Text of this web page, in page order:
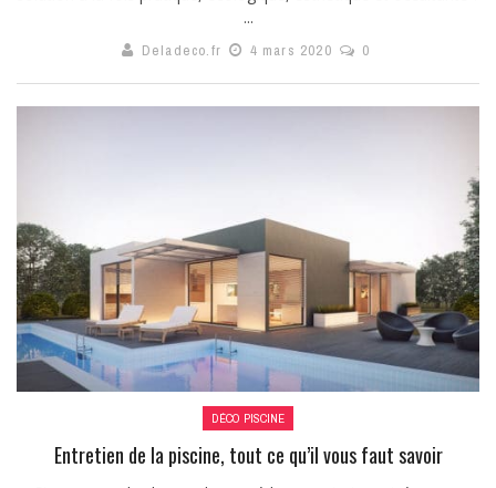
...
Deladeco.fr 4 mars 2020 0
DÉCO PISCINE
Entretien de la piscine, tout ce qu’il vous faut savoir